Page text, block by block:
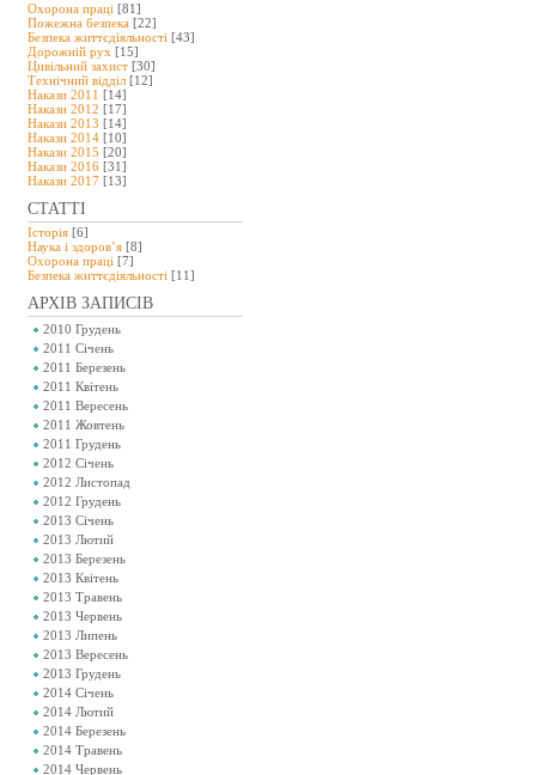
Охорона праці [81]
Пожежна безпека [22]
Безпека життєдіяльності [43]
Дорожній рух [15]
Цивільний захист [30]
Технічний відділ [12]
Накази 2011 [14]
Накази 2012 [17]
Накази 2013 [14]
Накази 2014 [10]
Накази 2015 [20]
Накази 2016 [31]
Накази 2017 [13]
СТАТТІ
Історія [6]
Наука і здоров’я [8]
Охорона праці [7]
Безпeка життєдіяльності [11]
АРХІВ ЗАПИСІВ
2010 Грудень
2011 Січень
2011 Березень
2011 Квітень
2011 Вересень
2011 Жовтень
2011 Грудень
2012 Січень
2012 Листопад
2012 Грудень
2013 Січень
2013 Лютий
2013 Березень
2013 Квітень
2013 Травень
2013 Червень
2013 Липень
2013 Вересень
2013 Грудень
2014 Січень
2014 Лютий
2014 Березень
2014 Травень
2014 Червень